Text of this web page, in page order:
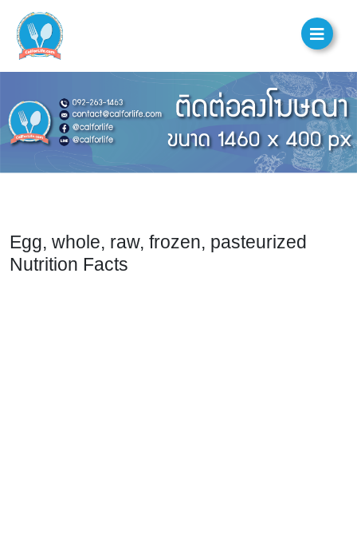
Egg, whole, raw, frozen, pasteurized
Nutrition Facts